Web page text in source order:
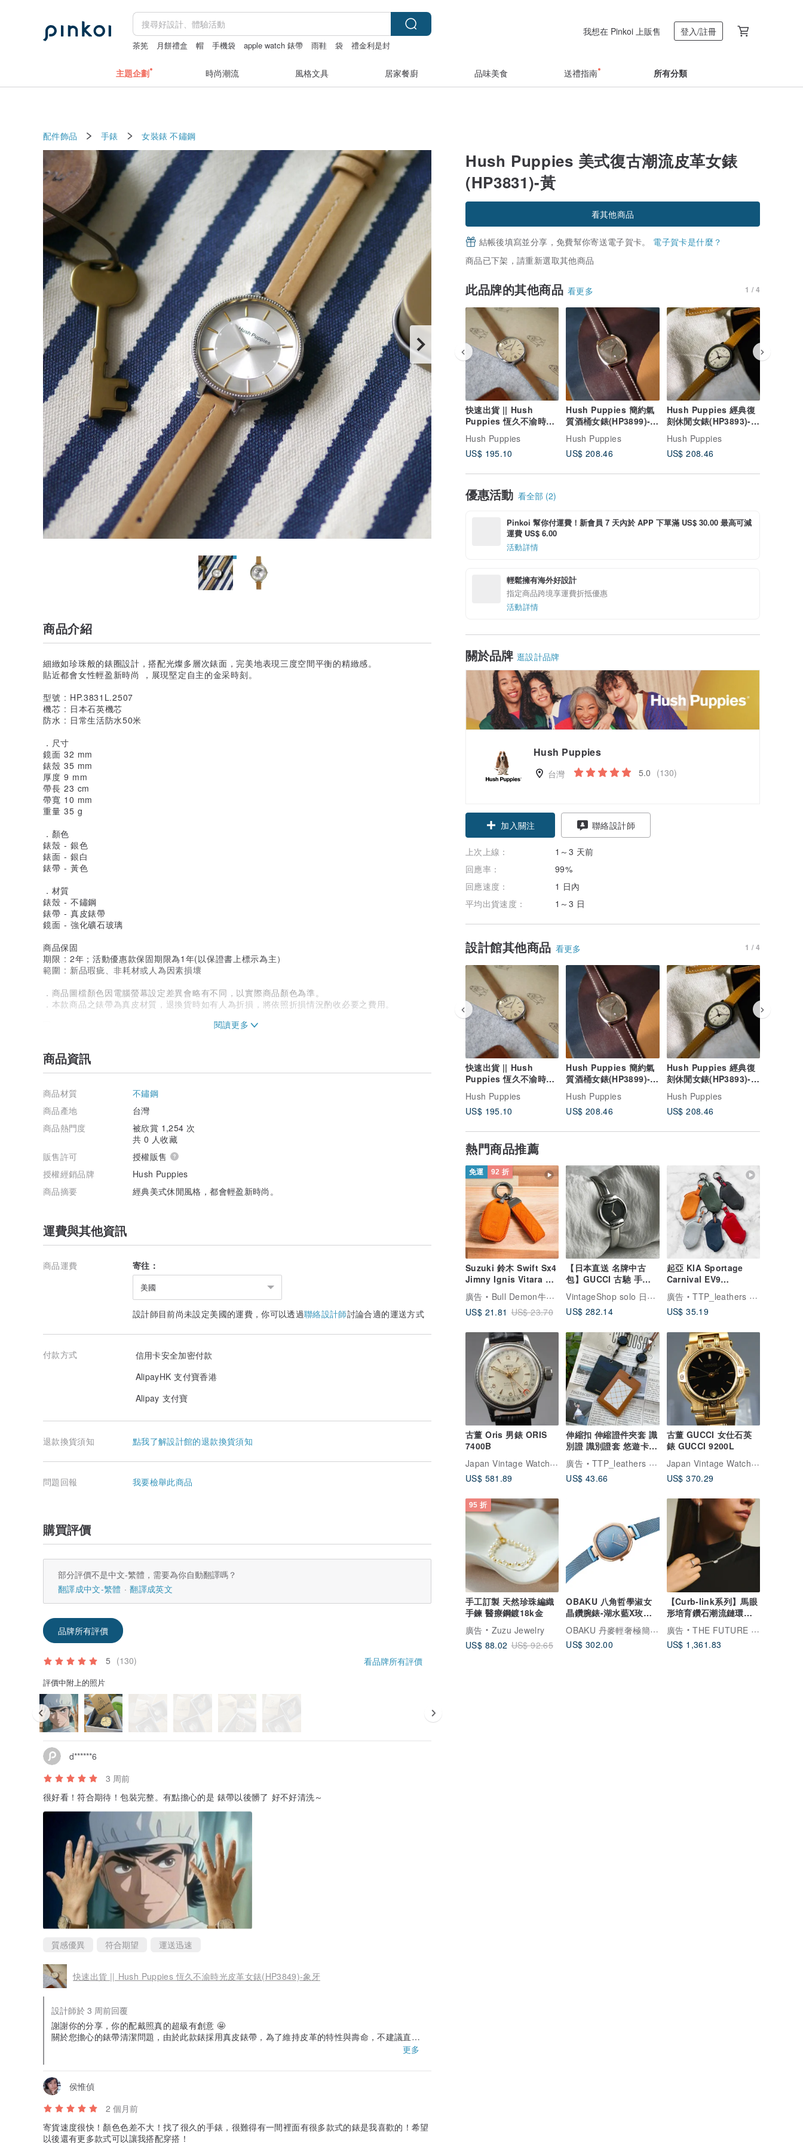
茶筅 月餅禮盒 帽 手機袋 apple watch 錶帶 雨鞋 袋 禮金利是封
我想在 Pinkoi 上販售 登入/註冊
主題企劃 時尚潮流 風格文具 居家餐廚 品味美食 送禮指南 所有分類
配件飾品 手錶 女裝錶 不鏽鋼
Hush Puppies 美式復古潮流皮革女錶
(HP3831)-黃
看其他商品
結帳後填寫並分享，免費幫你寄送電子賀卡。 電子賀卡是什麼？
商品已下架，請重新選取其他商品
此品牌的其他商品 看更多 1 / 4
快速出貨 || Hush
Puppies 恆久不渝時光
Hush Puppies
US$ 195.10
Hush Puppies 簡約氣
質酒桶女錶(HP3899)-咖
Hush Puppies
US$ 208.46
Hush Puppies 經典復
刻休閒女錶(HP3893)-杏
Hush Puppies
US$ 208.46
優惠活動 看全部 (2)
Pinkoi 幫你付運費！新會員 7 天內於 APP 下單滿 US$ 30.00 最高可減
運費 US$ 6.00
活動詳情
輕鬆擁有海外好設計
指定商品跨境享運費折抵優惠
活動詳情
關於品牌 逛設計品牌
Hush Puppies
台灣 5.0 (130)
加入關注 聯絡設計師
上次上線：
1～3 天前
回應率：
99%
回應速度：
1 日內
平均出貨速度：
1～3 日
設計館其他商品 看更多 1 / 4
快速出貨 || Hush
Puppies 恆久不渝時光
皮革女錶(HP3849)-象牙
Hush Puppies
US$ 195.10
Hush Puppies 簡約氣
質酒桶女錶(HP3899)-咖
啡棕
Hush Puppies
US$ 208.46
Hush Puppies 經典復
刻休閒女錶(HP3893)-杏
色
Hush Puppies
US$ 208.46
熱門商品推薦
免運 92 折
Suzuki 鈴木 Swift Sx4
Jimny Ignis Vitara 智
能鑰匙皮套 汽車鑰
廣告
Bull Demon牛王鑰匙皮套
US$ 21.81 US$ 23.70
【日本直送 名牌中古
包】GUCCI 古馳 手錶
銀色 不鏽鋼 1400l
vintage 古董 復古
2ky8ci
VintageShop solo 日本直送中古包專賣店
US$ 282.14
起亞 KIA Sportage
Carnival EV9
Sportswagon 鑰匙套
鑰匙包
廣告
TTP_leathers 波賽頓手工皮件
US$ 35.19
古董 Oris 男錶 ORIS
7400B
Japan Vintage Watches｜日本中古名錶專賣店
US$ 581.89
伸縮扣 伸縮證件夾套 識
別證 識別證套 悠遊卡套
卡套 卡夾 證件
廣告
TTP_leathers 波賽頓手工皮件
US$ 43.66
古董 GUCCI 女仕石英
錶 GUCCI 9200L
Japan Vintage Watches｜日本中古名錶專賣店
US$ 370.29
95 折
手工訂製 天然珍珠編織
手鍊 醫療鋼鍍18k金
廣告
Zuzu Jewelry
US$ 88.02 US$ 92.65
OBAKU 八角哲學淑女
晶鑽腕錶-湖水藍X玫瑰
金-V277LXMMA-32mmOBAKU 丹麥輕奢極簡設計腕錶
US$ 302.00
【Curb-link系列】馬眼
形培育鑽石潮流鏈環項
鍊 925純銀 18K鍍金
廣告
THE FUTURE ROCKS
US$ 1,361.83
商品介紹
細緻如珍珠般的錶圈設計，搭配光燦多層次錶面，完美地表現三度空間平衡的精緻感。
貼近都會女性輕盈新時尚 ，展現堅定自主的金采時刻。
型號 : HP.3831L.2507
機芯 : 日本石英機芯
防水 : 日常生活防水50米
．尺寸
鏡面 32 mm
錶殼 35 mm
厚度 9 mm
帶長 23 cm
帶寬 10 mm
重量 35 g
．顏色
錶殼 - 銀色
錶面 - 銀白
錶帶 - 黃色
．材質
錶殼 - 不鏽鋼
錶帶 - 真皮錶帶
鏡面 - 強化礦石玻璃
商品保固
期限 : 2年；活動優惠款保固期限為1年(以保證書上標示為主）
範圍 : 新品瑕疵、非耗材或人為因素損壞
．商品圖檔顏色因電腦螢幕設定差異會略有不同，以實際商品顏色為準。
．本款商品之錶帶為真皮材質，退換貨時如有人為折損，將依照折損情況酌收必要之費用。
商品資訊
商品材質
不鏽鋼
商品產地
台灣
商品熱門度
被欣賞 1,254 次
共 0 人收藏
販售許可
授權販售
授權經銷品牌
Hush Puppies
商品摘要
經典美式休閒風格，都會輕盈新時尚。
運費與其他資訊
商品運費 寄往：
美國
設計師目前尚未設定美國的運費，你可以透過聯絡設計師討論合適的運送方式
付款方式
信用卡安全加密付款
AlipayHK 支付寶香港
Alipay 支付寶
退款換貨須知 點我了解設計館的退款換貨須知
問題回報 我要檢舉此商品
購買評價
部分評價不是中文-繁體，需要為你自動翻譯嗎？
翻譯成中文-繁體
翻譯成英文
品牌所有評價
5 (130) 看品牌所有評價
評價中附上的照片
d******6
3 周前
很好看！符合期待！包裝完整。有點擔心的是 錶帶以後髒了 好不好清洗～
質感優異 符合期望 運送迅速
快速出貨 || Hush Puppies 恆久不渝時光皮革女錶(HP3849)-象牙
設計師於 3 周前回覆
謝謝你的分享，你的配戴照真的超級有創意 🤩
關於您擔心的錶帶清潔問題，由於此款錶採用真皮錶帶，為了維持皮革的特性與壽命，不建議直接
持手錶的乾燥，避免長時間淋雨、泡水，或直接與香水、乳液、髮膠…等揮發性物質接觸。
💡 小提醒：我們稍早也有透過 Pinkoi 站內訊息傳送更詳細的手錶保養資訊給您，再請您留意查收
唷！
更多
侯惟偵
2 個月前
寄貨速度很快！顏色色差不大！找了很久的手錶，很難得有一間裡面有很多款式的錶是我喜歡的！希望
以後還有更多款式可以讓我搭配穿搭！